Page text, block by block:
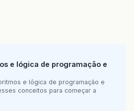
e lógica de programação e
e lógica de programação e
conceitos para começar a